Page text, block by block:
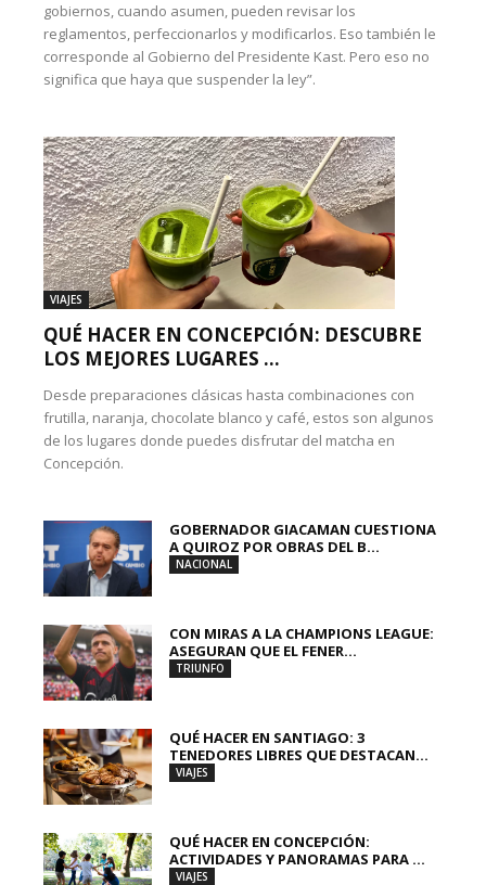
gobiernos, cuando asumen, pueden revisar los
reglamentos, perfeccionarlos y modificarlos. Eso también le
corresponde al Gobierno del Presidente Kast. Pero eso no
significa que haya que suspender la ley”.
VIAJES
QUÉ HACER EN CONCEPCIÓN: DESCUBRE
LOS MEJORES LUGARES ...
Desde preparaciones clásicas hasta combinaciones con
frutilla, naranja, chocolate blanco y café, estos son algunos
de los lugares donde puedes disfrutar del matcha en
Concepción.
GOBERNADOR GIACAMAN CUESTIONA
A QUIROZ POR OBRAS DEL B...
NACIONAL
CON MIRAS A LA CHAMPIONS LEAGUE:
ASEGURAN QUE EL FENER...
TRIUNFO
QUÉ HACER EN SANTIAGO: 3
TENEDORES LIBRES QUE DESTACAN...
VIAJES
QUÉ HACER EN CONCEPCIÓN:
ACTIVIDADES Y PANORAMAS PARA ...
VIAJES